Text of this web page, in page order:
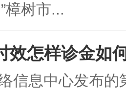
樟树市...
效怎样诊金如
信息中心发布